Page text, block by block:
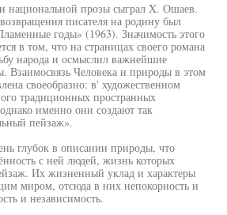
национальной прозы сыграл X. Ошаев.
писателя на родину был
годы» (1963). Значимость этого
в том, что на страницах своего романа
народа и осмыслил важнейшие
Взаимосвязь Человека и природы в этом
своеобразно: в' художественном
традиционных пространных
именно они создают так
пейзаж».
глубок в описании природы, что
с ней людей, жизнь которых
Их жизненный уклад и характеры
миром, отсюда в них непокорность и
и независимость.